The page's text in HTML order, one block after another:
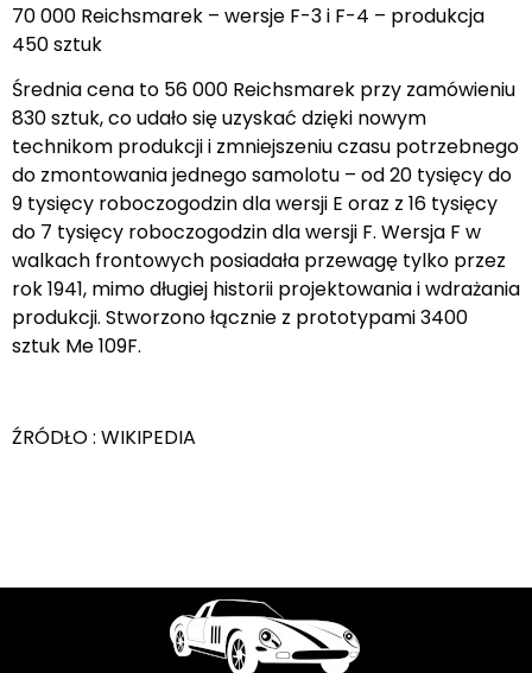
70 000 Reichsmarek – wersje F-3 i F-4 – produkcja
450 sztuk
Średnia cena to 56 000 Reichsmarek przy zamówieniu
830 sztuk, co udało się uzyskać dzięki nowym
technikom produkcji i zmniejszeniu czasu potrzebnego
do zmontowania jednego samolotu – od 20 tysięcy do
9 tysięcy roboczogodzin dla wersji E oraz z 16 tysięcy
do 7 tysięcy roboczogodzin dla wersji F. Wersja F w
walkach frontowych posiadała przewagę tylko przez
rok 1941, mimo długiej historii projektowania i wdrażania
produkcji. Stworzono łącznie z prototypami 3400
sztuk Me 109F.
ŹRÓDŁO : WIKIPEDIA